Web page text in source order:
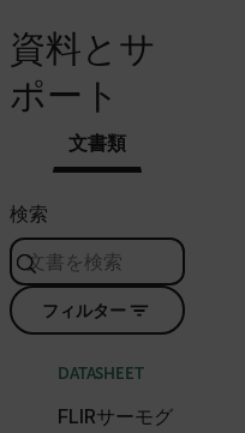
資料とサ
ポート
文書類
検索
フィルター
DATASHEET
FLIRサーモグ
sf_territory
{1-60}
Language